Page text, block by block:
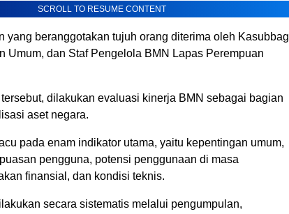
SCROLL TO RESUME CONTENT
yang beranggotakan tujuh orang diterima oleh Kasubbag
Umum, dan Staf Pengelola BMN Lapas Perempuan
dilakukan evaluasi kinerja BMN sebagai bagian
aset negara.
pada enam indikator utama, yaitu kepentingan umum,
pengguna, potensi penggunaan di masa
finansial, dan kondisi teknis.
secara sistematis melalui pengumpulan,